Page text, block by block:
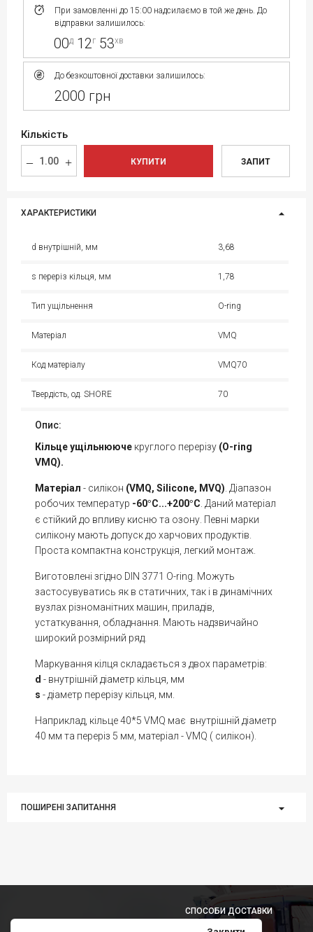
При замовленні до 15:00 надсилаємо в той же день. До
відправки залишилось:
00д 12г 53хв
До безкоштовної доставки залишилось:
2000 грн
Кількість
КУПИТИ ЗАПИТ
ХАРАКТЕРИСТИКИ
d внутрішній, мм 3,68
s переріз кільця, мм 1,78
Тип ущільнення O-ring
Матеріал VMQ
Код матеріалу VMQ70
Твердість, од. SHORE 70
Опис:
Кільцеущільнююче круглого перерізу (O-ring
VMQ).
Матеріал - силікон (VMQ, Silicone, MVQ) . Діапазон
робочих температур -60°С...+200°С . Даний матеріал
є стійкий до впливу кисню та озону. Певні марки
силікону мають допуск до харчових продуктів.
Проста компактна конструкція, легкий монтаж.
Виготовлені згідно DIN 3771 O-ring. Можуть
застосувуватись як в статичних, так і в динамічних
вузлах різноманітних машин, приладів,
устаткування, обладнання. Мають надзвичайно
широкий розмірний ряд.
Маркування кілця складається з двох параметрів:
d - внутрішній діаметр кільця, мм
s - діаметр перерізу кільця, мм.
Наприклад, кільце 40*5 VMQ має внутрішній діаметр
40 мм та переріз 5 мм, матеріал - VMQ ( силікон).
ПОШИРЕНІ ЗАПИТАННЯ
СПОСОБИ ДОСТАВКИ